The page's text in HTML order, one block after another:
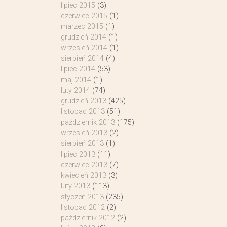
lipiec 2015 (3)
czerwiec 2015 (1)
marzec 2015 (1)
grudzień 2014(1)
wrzesień 2014(1)
sierpień 2014(4)
lipiec 2014(53)
maj 2014(1)
luty 2014(74)
grudzień 2013(425)
listopad 2013(51)
październik 2013(175)
wrzesień 2013(2)
sierpień 2013(1)
lipiec 2013(11)
czerwiec 2013(7)
kwiecień 2013(3)
luty 2013(113)
styczeń 2013(235)
listopad 2012(2)
październik 2012(2)